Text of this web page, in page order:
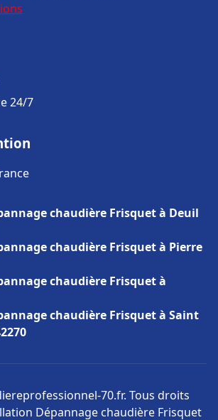
24/7
chaudière Frisquet à Deuil
chaudière Frisquet à Pierre
chaudière Frisquet à
chaudière Frisquet à Saint
70.fr. Tous droits
Dépannage chaudière Frisquet